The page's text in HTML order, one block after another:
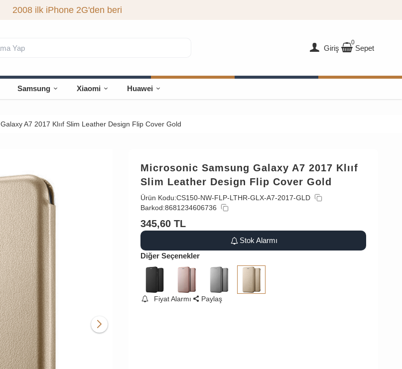
2008 ilk iPhone 2G'den beri
Giriş
0
Sepet
Samsung Xiaomi Huawei
A7 2017 Klııf Slim Leather Design Flip Cover Gold
Microsonic Samsung Galaxy A7 2017 Klııf
Slim Leather Design Flip Cover Gold
Ürün Kodu:CS150-NW-FLP-LTHR-GLX-A7-2017-GLD
Barkod:8681234606736
345,60 TL
Stok Alarmı
Diğer Seçenekler
Fiyat Alarmı Paylaş